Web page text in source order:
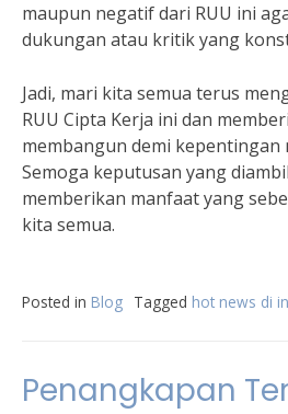
maupun negatif dari RUU ini
dukungan atau kritik yang
Jadi, mari kita semua terus
RUU Cipta Kerja ini dan
membangun demi kepentingan
Semoga keputusan yang
memberikan manfaat yang
kita semua.
Posted in Blog Tagged hot news di
Penangkapan